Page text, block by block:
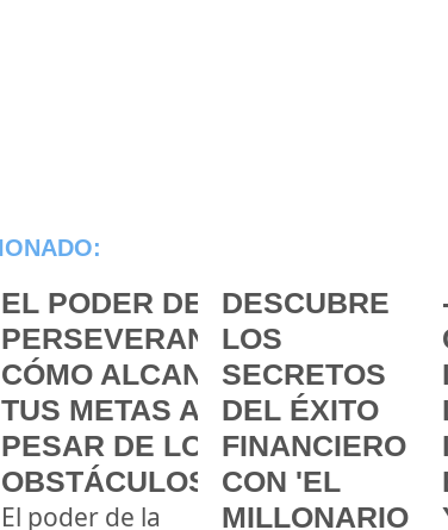
EL PODER DE LA
PERSEVERANCIA:
CÓMO ALCANZAR
TUS METAS A
PESAR DE LOS
OBSTÁCULOS
El poder de la
DESCUBRE
LOS
SECRETOS
DEL ÉXITO
FINANCIERO
CON 'EL
MILLONARIO